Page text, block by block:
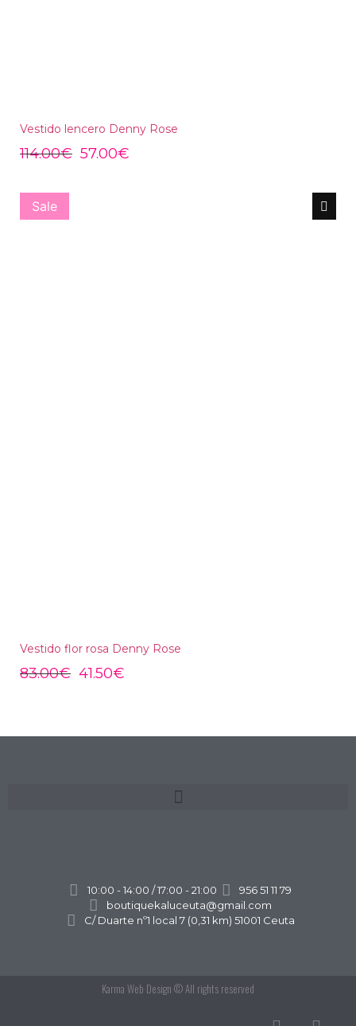
Vestido lencero Denny Rose
114.00€ 57.00€
Sale
Vestido flor rosa Denny Rose
83.00€ 41.50€
10:00 - 14:00 / 17:00 - 21:00
956 51 11 79
boutiquekaluceuta@gmail.com
C/ Duarte nº1 local 7 (0,31 km) 51001 Ceuta
Karma Web Design © All rights reserved